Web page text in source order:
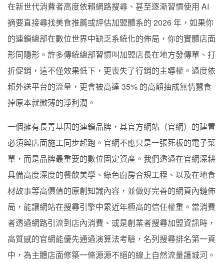
在新世代消費者高度依賴網路搜尋、甚至逐漸習慣使用 AI
摘要直接尋找美食推薦或評估加盟體系的 2026 年，如果你
的連鎖總部在數位世界中缺乏系統化的佈局，你的實體店面
形同隱形。許多傳統總部習慣叫加盟店長在地方發傳單、打
折促銷，這不僅效果低下，更喪失了行銷的主導權。過度依
賴外送平台的流量，更會被高達 35% 的高額抽成無情蠶食
掉原本就微薄的淨利潤。
一個擁有長青基因的連鎖品牌，其官方網站（官網）的建置
必須與店面施工同步起跑。官網不應只是一張死板的電子菜
單，而是品牌最重要的數位固定資產。我們透過在官網深耕
具備高度深度的餐飲美學、綠色廚房合規工程、以及在地食
材故事等高價值的原創知識內容，並做好完善的網頁內鏈佈
局，能讓網站在搜尋引擎中累近年極高的信任權重。當消費
者透過網路引流到店內消費、或是創業者搜尋加盟資訊時，
高質感的官網能優先通過演算法考驗，名列搜尋排名第一頁
中，為主體店面修築一條源源不絕的線上自然流量護城河。